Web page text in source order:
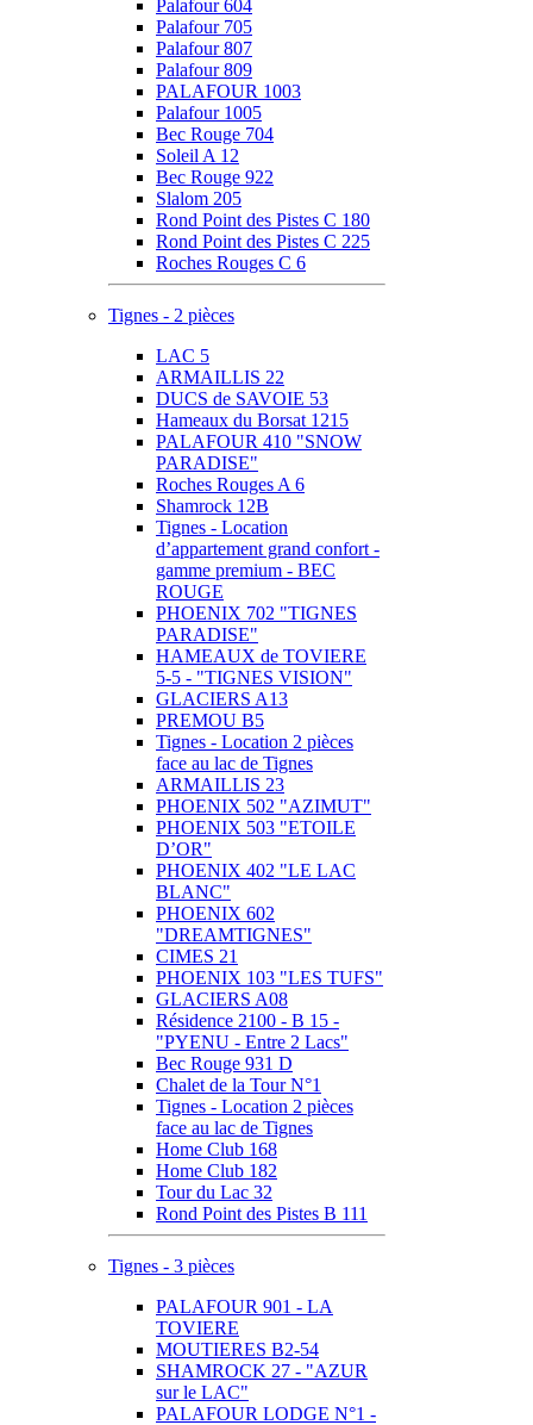
Palafour 604
Palafour 705
Palafour 807
Palafour 809
PALAFOUR 1003
Palafour 1005
Bec Rouge 704
Soleil A 12
Bec Rouge 922
Slalom 205
Rond Point des Pistes C 180
Rond Point des Pistes C 225
Roches Rouges C 6
Tignes - 2 pièces
LAC 5
ARMAILLIS 22
DUCS de SAVOIE 53
Hameaux du Borsat 1215
PALAFOUR 410 "SNOW
PARADISE"
Roches Rouges A 6
Shamrock 12B
Tignes - Location
d’appartement grand confort -
gamme premium - BEC
ROUGE
PHOENIX 702 "TIGNES
PARADISE"
HAMEAUX de TOVIERE
5-5 - "TIGNES VISION"
GLACIERS A13
PREMOU B5
Tignes - Location 2 pièces
face au lac de Tignes
ARMAILLIS 23
PHOENIX 502 "AZIMUT"
PHOENIX 503 "ETOILE
D’OR"
PHOENIX 402 "LE LAC
BLANC"
PHOENIX 602
"DREAMTIGNES"
CIMES 21
PHOENIX 103 "LES TUFS"
GLACIERS A08
Résidence 2100 - B 15 -
"PYENU - Entre 2 Lacs"
Bec Rouge 931 D
Chalet de la Tour N°1
Tignes - Location 2 pièces
face au lac de Tignes
Home Club 168
Home Club 182
Tour du Lac 32
Rond Point des Pistes B 111
Tignes - 3 pièces
PALAFOUR 901 - LA
TOVIERE
MOUTIERES B2-54
SHAMROCK 27 - "AZUR
sur le LAC"
PALAFOUR LODGE N°1 -